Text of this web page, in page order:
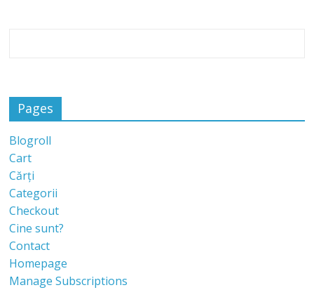
Pages
Blogroll
Cart
Cărți
Categorii
Checkout
Cine sunt?
Contact
Homepage
Manage Subscriptions